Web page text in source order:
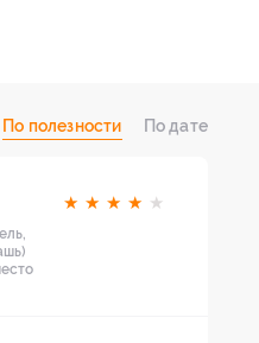
По полезности По дате
★ ★ ★ ★ ★